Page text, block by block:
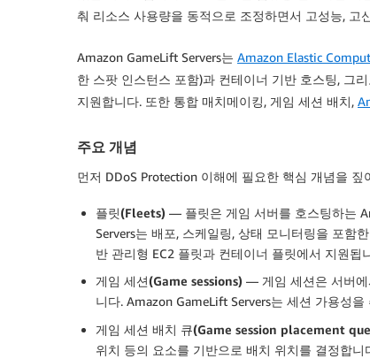
춰 리소스 사용량을 동적으로 조정하면서 고성능, 고
Amazon GameLift Servers는 Amazon Elastic
한 스팟 인스턴스 포함)과 컨테이너 기반 호스팅, 그
지원합니다. 또한 통합 매치메이킹, 게임 세션 배치,
주요 개념
먼저 DDoS Protection 이해에 필요한 핵심 개념을 짚
플릿(Fleets) — 플릿은 게임 서버를 호스팅하는
Servers는 배포, 스케일링, 상태 모니터링을 포함
반 관리형 EC2 플릿과 컨테이너 플릿에서 지원됩
게임 세션(Game sessions) — 게임 세션은 서버에
니다. Amazon GameLift Servers는 세션 가용성
게임 세션 배치 큐(Game session placement
위치 등의 요소를 기반으로 배치 위치를 결정합